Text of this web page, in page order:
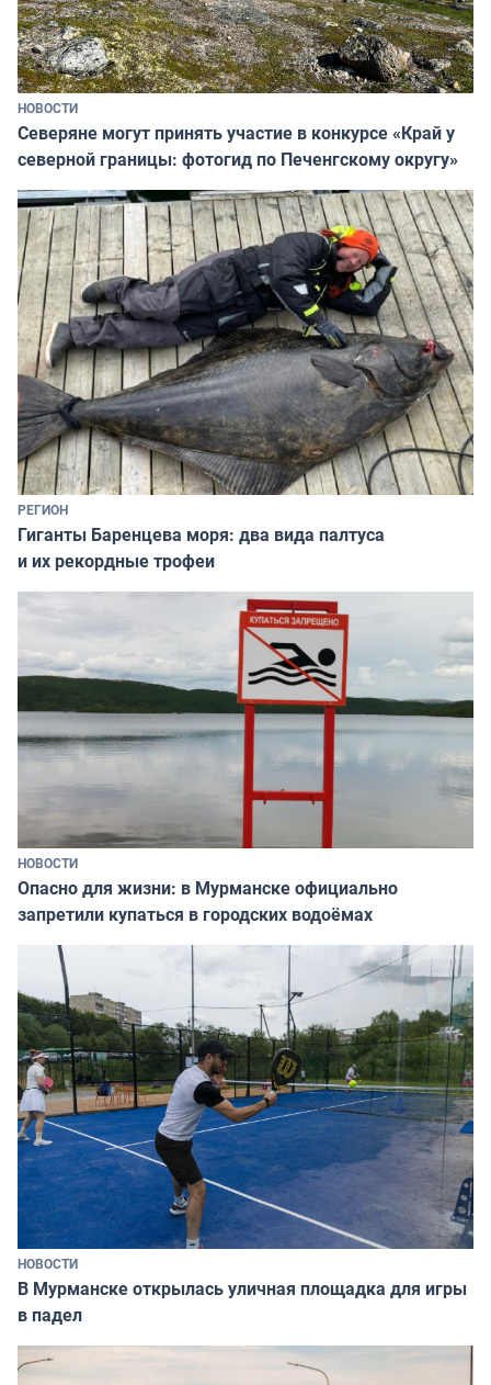
НОВОСТИ
Северяне могут принять участие в конкурсе «Край у
северной границы: фотогид по Печенгскому округу»
РЕГИОН
Гиганты Баренцева моря: два вида палтуса
и их рекордные трофеи
НОВОСТИ
Опасно для жизни: в Мурманске официально
запретили купаться в городских водоёмах
НОВОСТИ
В Мурманске открылась уличная площадка для игры
в падел